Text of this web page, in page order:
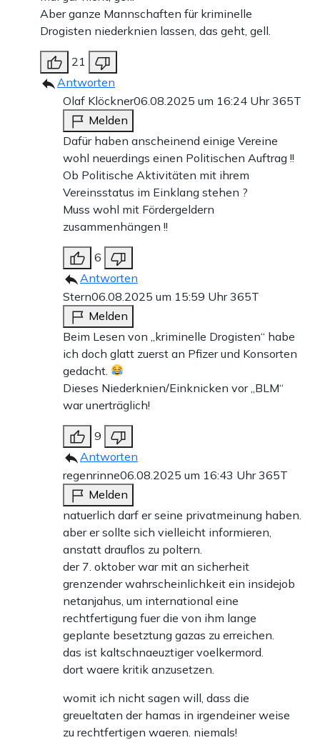
Aber ganze Mannschaften für kriminelle
Drogisten niederknien lassen, das geht, gell.
21
Antworten
Olaf Klöckner06.08.2025 um 16:24 Uhr365T
Melden
Dafür haben anscheinend einige Vereine
wohl neuerdings einen Politischen Auftrag !!
Ob Politische Aktivitäten mit ihrem
Vereinsstatus im Einklang stehen ?
Muss wohl mit Fördergeldern
zusammenhängen !!
6
Antworten
Stern06.08.2025 um 15:59 Uhr365T
Melden
Beim Lesen von „kriminelle Drogisten“ habe
ich doch glatt zuerst an Pfizer und Konsorten
gedacht.
Dieses Niederknien/Einknicken vor „BLM“
war unerträglich!
9
Antworten
regenrinne06.08.2025 um 16:43 Uhr365T
Melden
natuerlich darf er seine privatmeinung haben.
aber er sollte sich vielleicht informieren,
anstatt drauflos zu poltern.
der 7. oktober war mit an sicherheit
grenzender wahrscheinlichkeit ein insidejob
netanjahus, um international eine
rechtfertigung fuer die von ihm lange
geplante besetztung gazas zu erreichen.
das ist kaltschnaeuztiger voelkermord.
dort waere kritik anzusetzen.
womit ich nicht sagen will, dass die
greueltaten der hamas in irgendeiner weise
zu rechtfertigen waeren. niemals!